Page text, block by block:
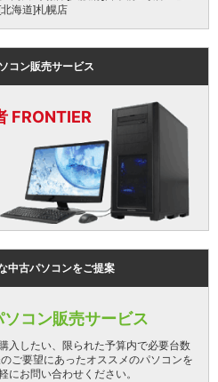
海道]札幌店
コン販売サービス
FRONTIER
中古パソコンをご提案
コン販売サービス
入したい、限られた予算内で必要台数
ご要望にあったオススメのパソコンを
にお問い合わせください。